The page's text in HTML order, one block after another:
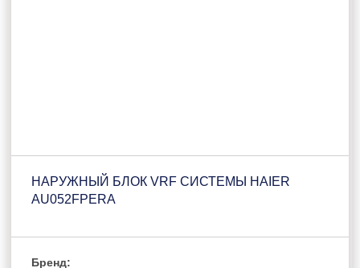
НАРУЖНЫЙ БЛОК VRF СИСТЕМЫ HAIER
AU052FPERA
Бренд: